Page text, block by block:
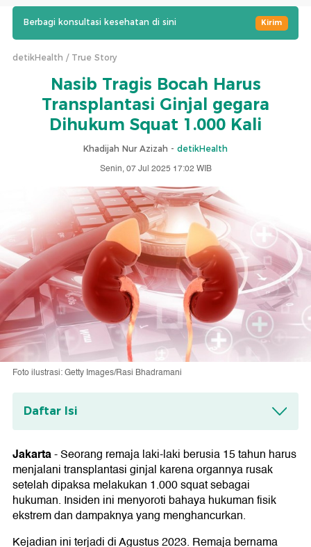
Berbagi konsultasi kesehatan di sini Kirim
detikHealth True Story
Nasib Tragis Bocah Harus
Transplantasi Ginjal gegara
Dihukum Squat 1.000 Kali
Khadijah Nur Azizah - detikHealth
Senin, 07 Jul 2025 17:02 WIB
Foto ilustrasi: Getty Images/Rasi Bhadramani
Daftar Isi
Hukuman Berujung Petaka
Harus jalani transplatasi ginjal
Jakarta-Seorang remaja laki-laki berusia 15 tahun harus
menjalani transplantasi ginjal karena organnya rusak
setelah dipaksa melakukan 1.000 squat sebagai
hukuman. Insiden ini menyoroti bahaya hukuman fisik
ekstrem dan dampaknya yang menghancurkan.
Kejadian ini terjadi di Agustus 2023. Remaja bernama